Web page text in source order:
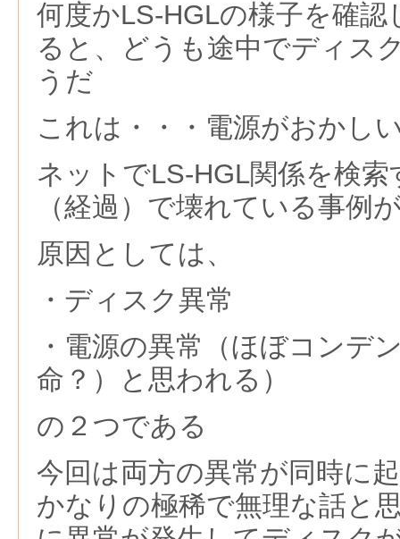
何度かLS-HGLの様子を確
ると、どうも途中でディス
うだ
これは・・・電源がおかし
ネットでLS-HGL関係を検
（経過）で壊れている事例
原因としては、
・ディスク異常
・電源の異常（ほぼコンデ
命？）と思われる）
の２つである
今回は両方の異常が同時に
かなりの極稀で無理な話と